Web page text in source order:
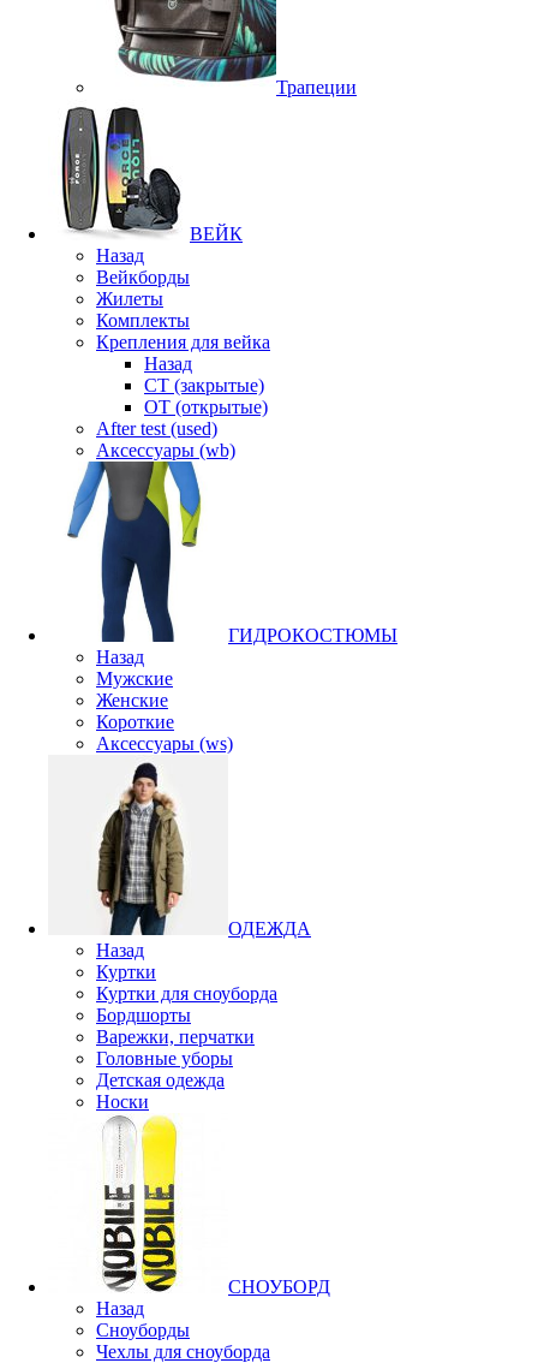
Трапеции
ВЕЙК
Назад
Вейкборды
Жилеты
Комплекты
Крепления для вейка
Назад
CT (закрытые)
OT (открытые)
After test (used)
Аксессуары (wb)
ГИДРОКОСТЮМЫ
Назад
Мужские
Женские
Короткие
Аксессуары (ws)
ОДЕЖДА
Назад
Куртки
Куртки для сноуборда
Бордшорты
Варежки, перчатки
Головные уборы
Детская одежда
Носки
СНОУБОРД
Назад
Сноуборды
Чехлы для сноуборда